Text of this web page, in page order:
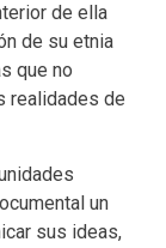
de ella
de su etnia
que no
realidades de
un
sus ideas,